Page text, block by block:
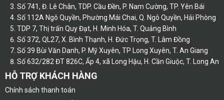
Số 741, Đ. Lê Chân, TDP. Cầu Đền, P. Nam Cường, TP. Yên Bái
Số 112A Ngô Quyền, Phường Mái Chai, Q. Ngô Quyền, Hải Phòng
TDP 7, Thị trấn Quy Đạt, H. Minh Hóa, T. Quảng Bình
Số 372, QL27, X. Bình Thạnh, H. Đức Trọng, T. Lâm Đồng
Số 39 Bùi Văn Danh, P. Mỹ Xuyên, TP Long Xuyên, T. An Giang
Số 632/282 ĐT 826C, Ấp 4, xã Long Hậu, H. Cần Giuộc, T. Long An
HỖ TRỢ KHÁCH HÀNG
Chính sách thanh toán